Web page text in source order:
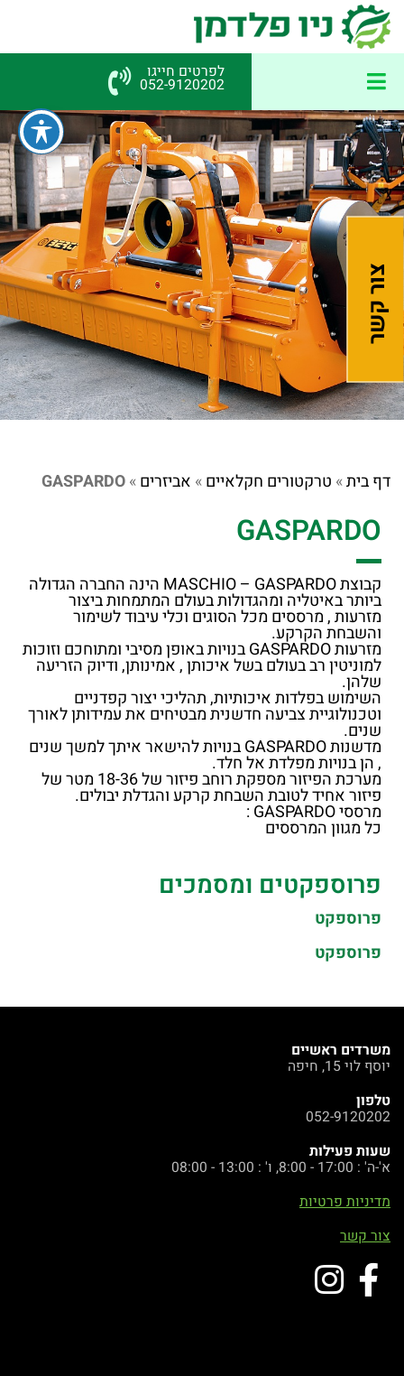
לפרטים חייגו
052-9120202
דף בית» טרקטורים חקלאיים» אביזרים»
GASPARDO
GASPARDO
קבוצת MASCHIO – GASPARDO הינה החברה הגדולה
ביותר באיטליה ומהגדולות בעולם המתמחות ביצור
מזרעות , מרססים מכל הסוגים וכלי עיבוד לשימור
והשבחת הקרקע.
מזרעות GASPARDO בנויות באופן מסיבי ומתוחכם וזוכות
למוניטין רב בעולם בשל איכותן , אמינותן, ודיוק הזריעה
שלהן.
השימוש בפלדות איכותיות, תהליכי יצור קפדניים
וטכנולוגיית צביעה חדשנית מבטיחים את עמידותן לאורך
שנים.
מדשנות GASPARDO בנויות להישאר איתך למשך שנים
, הן בנויות מפלדת אל חלד.
מערכת הפיזור מספקת רוחב פיזור של 18-36 מטר של
פיזור אחיד לטובת השבחת קרקע והגדלת יבולים.
מרססי GASPARDO :
כל מגוון המרססים
פרוספקטים ומסמכים
פרוספקט
פרוספקט
משרדים ראשיים
יוסף לוי 15, חיפה
טלפון
052-9120202
שעות פעילות
א'-ה' : 17:00 - 8:00, ו' : 13:00 - 08:00
מדיניות פרטיות
צור קשר
צור קשר